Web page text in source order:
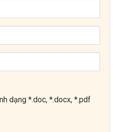
dạng *.doc, *.docx, *.pdf